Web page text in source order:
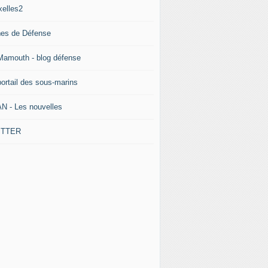
de Défense
- blog défense
des sous-marins
- Les nouvelles